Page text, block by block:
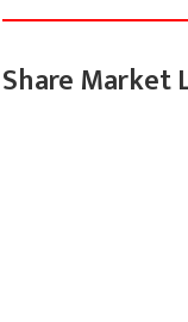
Share Market